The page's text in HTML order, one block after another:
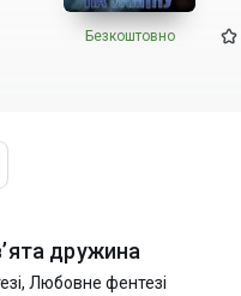
Безкоштовно
дружина
, Любовне фентезі